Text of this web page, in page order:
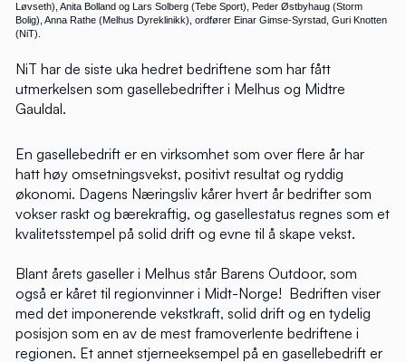
Løvseth), Anita Bolland og Lars Solberg (Tebe Sport), Peder Østbyhaug (Storm
Bolig), Anna Rathe (Melhus Dyreklinikk), ordfører Einar Gimse-Syrstad, Guri Knotten
(NiT).
NiT har de siste uka hedret bedriftene som har fått
utmerkelsen som gasellebedrifter i Melhus og Midtre
Gauldal.
En gasellebedrift er en virksomhet som over flere år har
hatt høy omsetningsvekst, positivt resultat og ryddig
økonomi. Dagens Næringsliv kårer hvert år bedrifter som
vokser raskt og bærekraftig, og gasellestatus regnes som et
kvalitetsstempel på solid drift og evne til å skape vekst.
Blant årets gaseller i Melhus står Barens Outdoor, som
også er kåret til regionvinner i Midt-Norge! Bedriften viser
med det imponerende vekstkraft, solid drift og en tydelig
posisjon som en av de mest framoverlente bedriftene i
regionen. Et annet stjerneeksempel på en gasellebedrift er